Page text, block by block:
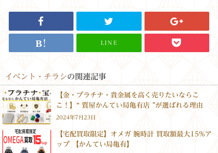
LINE
イベント・チラシの関連記事
【金・プラチナ・貴金属を高く売りたいならこ
こ！】“ 質屋かんてい局亀有店 ”が選ばれる理由
2024年7月23日
【宅配買取限定】オメガ 腕時計 買取額最大15%ア
ップ 【かんてい局亀有】